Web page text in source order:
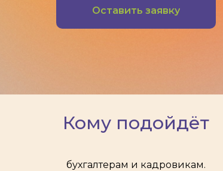
Оставить заявку
Кому подойдёт
бухгалтерам и кадровикам.